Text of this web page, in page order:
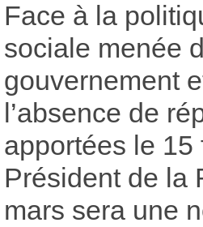
Face à la
sociale menée
gouvernement
l’absence de
apportées le 15
Président de la
mars sera une